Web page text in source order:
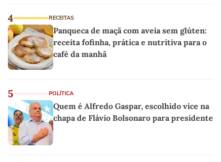
4 RECEITAS
Panqueca de maçã com aveia sem glúten:
receita fofinha, prática e nutritiva para o
café da manhã
5 POLÍTICA
Quem é Alfredo Gaspar, escolhido vice na
chapa de Flávio Bolsonaro para presidente